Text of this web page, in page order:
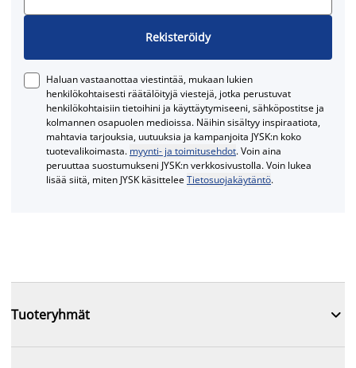
Rekisteröidy
Haluan vastaanottaa viestintää, mukaan lukien
henkilökohtaisesti räätälöityjä viestejä, jotka perustuvat
henkilökohtaisiin tietoihini ja käyttäytymiseeni, sähköpostitse ja
kolmannen osapuolen medioissa. Näihin sisältyy inspiraatiota,
mahtavia tarjouksia, uutuuksia ja kampanjoita JYSK:n koko
tuotevalikoimasta. myynti- ja toimitusehdot. Voin aina
peruuttaa suostumukseni JYSK:n verkkosivustolla. Voin lukea
lisää siitä, miten JYSK käsitteleeTietosuojakäytäntö.
Tuoteryhmät 